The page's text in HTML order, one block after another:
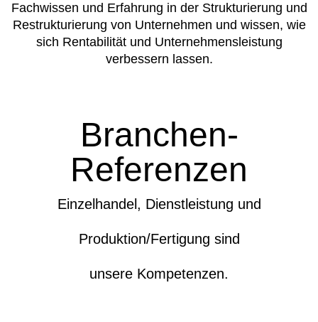
Fachwissen und Erfahrung in der Strukturierung und
Restrukturierung von Unternehmen und wissen, wie
sich Rentabilität und Unternehmensleistung
verbessern lassen.
Branchen-
Referenzen
Einzelhandel, Dienstleistung und
Produktion/Fertigung sind
unsere Kompetenzen.